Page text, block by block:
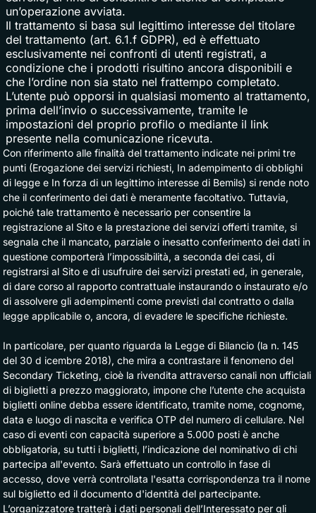
un’operazione avviata.
Il trattamento si basa sul legittimo interesse del titolare
del trattamento (art. 6.1.f GDPR), ed è effettuato
esclusivamente nei confronti di utenti registrati, a
condizione che i prodotti risultino ancora disponibili e
che l’ordine non sia stato nel frattempo completato.
L’utente può opporsi in qualsiasi momento al trattamento,
prima dell’invio o successivamente, tramite le
impostazioni del proprio profilo o mediante il link
presente nella comunicazione ricevuta.
Con riferimento alle finalità del trattamento indicate nei primi tre
punti (Erogazione dei servizi richiesti, In adempimento di obblighi
di legge e In forza di un legittimo interesse di Bemils) si rende noto
che il conferimento dei dati è meramente facoltativo. Tuttavia,
poiché tale trattamento è necessario per consentire la
registrazione al Sito e la prestazione dei servizi offerti tramite, si
segnala che il mancato, parziale o inesatto conferimento dei dati in
questione comporterà l’impossibilità, a seconda dei casi, di
registrarsi al Sito e di usufruire dei servizi prestati ed, in generale,
di dare corso al rapporto contrattuale instaurando o instaurato e/o
di assolvere gli adempimenti come previsti dal contratto o dalla
legge applicabile o, ancora, di evadere le specifiche richieste.
In particolare, per quanto riguarda la Legge di Bilancio (la n. 145
del 30 d icembre 2018), che mira a contrastare il fenomeno del
Secondary Ticketing, cioè la rivendita attraverso canali non ufficiali
di biglietti a prezzo maggiorato, impone che l’utente che acquista
biglietti online debba essere identificato, tramite nome, cognome,
data e luogo di nascita e verifica OTP del numero di cellulare. Nel
caso di eventi con capacità superiore a 5.000 posti è anche
obbligatoria, su tutti i biglietti, l’indicazione del nominativo di chi
partecipa all'evento. Sarà effettuato un controllo in fase di
accesso, dove verrà controllata l'esatta corrispondenza tra il nome
sul biglietto ed il documento d'identità del partecipante.
L’organizzatore tratterà i dati personali dell’Interessato per gli